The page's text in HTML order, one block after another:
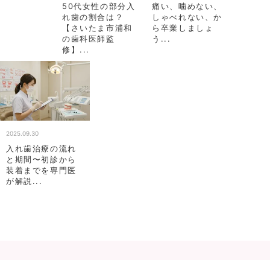
50代女性の部分入
れ歯の割合は？
【さいたま市浦和
の歯科医師監
修】...
痛い、噛めない、
しゃべれない、か
ら卒業しましょ
う...
2025.09.30
入れ歯治療の流れ
と期間〜初診から
装着までを専門医
が解説...